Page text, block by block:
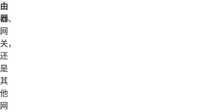
由
器、
网
关，
还
是
其
他
网